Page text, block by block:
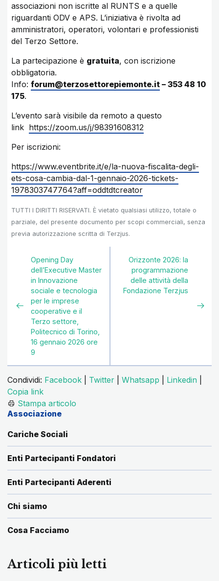
associazioni non iscritte al RUNTS e a quelle
riguardanti ODV e APS. L’iniziativa è rivolta ad
amministratori, operatori, volontari e professionisti
del Terzo Settore.
La partecipazione è gratuita, con iscrizione
obbligatoria.
Info: forum@terzosettorepiemonte.it – 353 48 10
175.
L’evento sarà visibile da remoto a questo
link https://zoom.us/j/98391608312
Per iscrizioni:
https://www.eventbrite.it/e/la-nuova-fiscalita-degli-
ets-cosa-cambia-dal-1-gennaio-2026-tickets-
1978303747764?aff=oddtdtcreator
TUTTI I DIRITTI RISERVATI. È vietato qualsiasi utilizzo, totale o
parziale, del presente documento per scopi commerciali, senza
previa autorizzazione scritta di Terzjus.
Opening Day
dell’Executive Master
in Innovazione
sociale e tecnologia
per le imprese
cooperative e il
Terzo settore,
Politecnico di Torino,
16 gennaio 2026 ore
9
Orizzonte 2026: la
programmazione
delle attività della
Fondazione Terzjus
Condividi: Facebook Twitter Whatsapp Linkedin
Copia link
Stampa articolo
Associazione
Cariche Sociali
Enti Partecipanti Fondatori
Enti Partecipanti Aderenti
Chi siamo
Cosa Facciamo
Articoli più letti